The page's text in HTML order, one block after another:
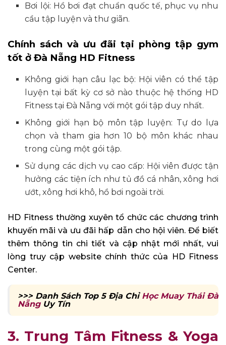
Bơi lội: Hồ bơi đạt chuẩn quốc tế, phục vụ nhu
cầu tập luyện và thư giãn. ​
Chính sách và ưu đãi tại phòng tập gym
tốt ở Đà Nẵng HD Fitness
Không giới hạn câu lạc bộ: Hội viên có thể tập
luyện tại bất kỳ cơ sở nào thuộc hệ thống HD
Fitness tại Đà Nẵng với một gói tập duy nhất.
Không giới hạn bộ môn tập luyện: Tự do lựa
chọn và tham gia hơn 10 bộ môn khác nhau
trong cùng một gói tập.​
Sử dụng các dịch vụ cao cấp: Hội viên được tận
hưởng các tiện ích như tủ đồ cá nhân, xông hơi
ướt, xông hơi khô, hồ bơi ngoài trời. ​
HD Fitness thường xuyên tổ chức các chương trình
khuyến mãi và ưu đãi hấp dẫn cho hội viên. Để biết
thêm thông tin chi tiết và cập nhật mới nhất, vui
lòng truy cập website chính thức của HD Fitness
Center.
>>> Danh Sách Top 5 Địa Chỉ Học Muay Thái Đà
NẵngUy Tín
3. Trung Tâm Fitness & Yoga